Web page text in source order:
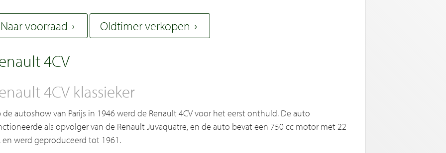
Naar voorraad Oldtimer verkopen
4CV
4CV klassieker
de autoshow van Parijs in 1946 werd de Renault 4CV voor het eerst onthuld. De auto
als opvolger van de Renault Juvaquatre, en de auto bevat een 750 cc motor met 22
en werd geproduceerd tot 1961.